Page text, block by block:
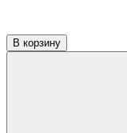
В корзину